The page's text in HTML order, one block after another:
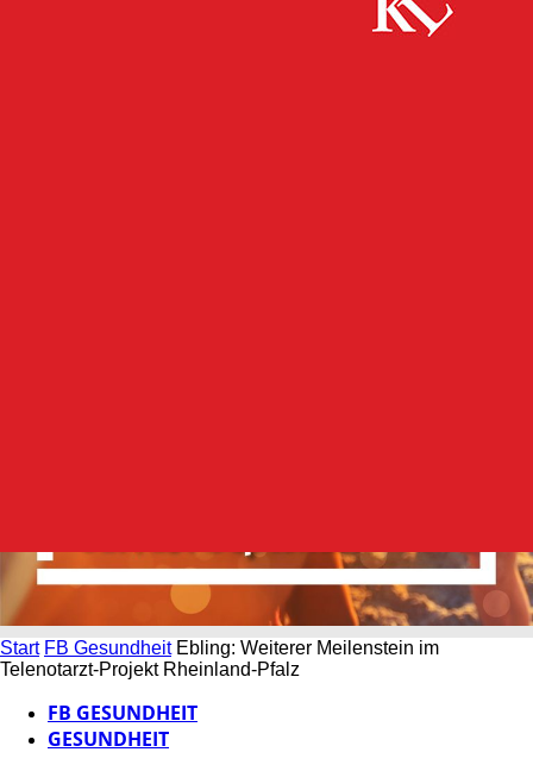
Start FB Gesundheit Ebling: Weiterer Meilenstein im
Telenotarzt-Projekt Rheinland-Pfalz
FB GESUNDHEIT
GESUNDHEIT